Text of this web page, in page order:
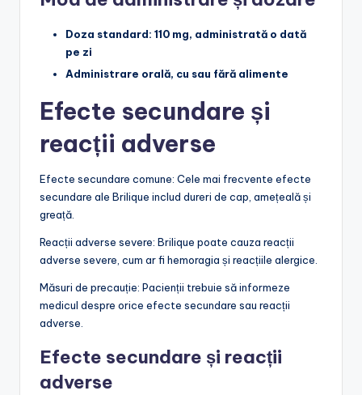
Doza standard: 110 mg, administrată o dată
pe zi
Administrare orală, cu sau fără alimente
Efecte secundare și
reacții adverse
Efecte secundare comune: Cele mai frecvente efecte
secundare ale Brilique includ dureri de cap, amețeală și
greață.
Reacții adverse severe: Brilique poate cauza reacții
adverse severe, cum ar fi hemoragia și reacțiile alergice.
Măsuri de precauție: Pacienții trebuie să informeze
medicul despre orice efecte secundare sau reacții
adverse.
Efecte secundare și reacții
adverse